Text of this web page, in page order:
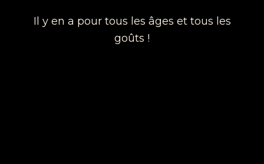
Il y en a pour tous les âges et tous les
goûts !